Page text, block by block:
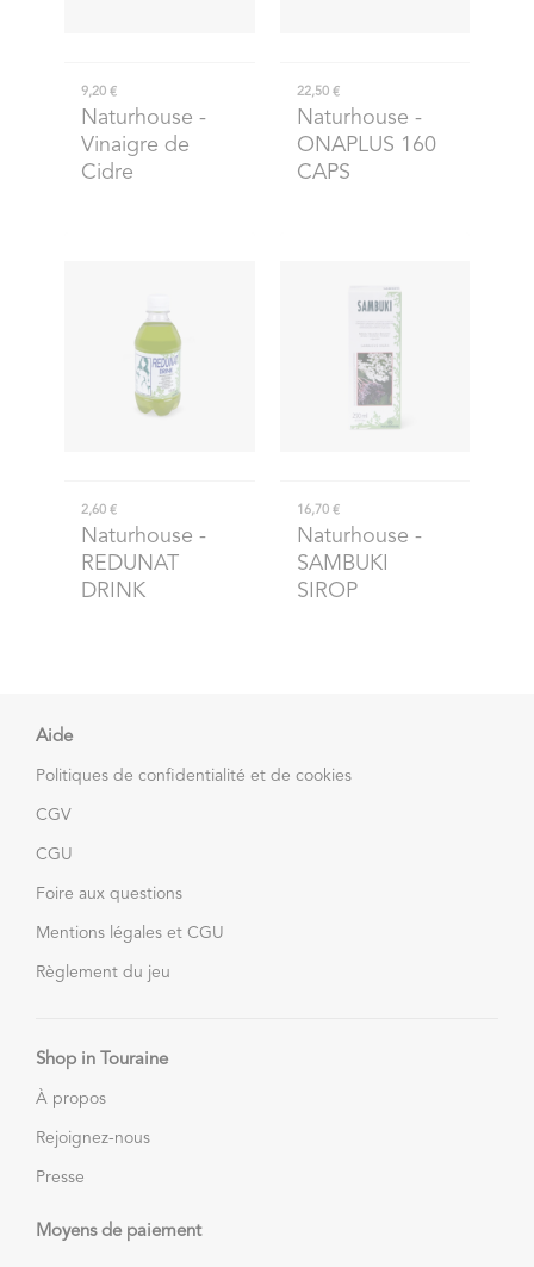
9,20 €
Naturhouse -
Vinaigre de
Cidre
22,50 €
Naturhouse -
ONAPLUS 160
CAPS
2,60 €
Naturhouse -
REDUNAT
DRINK
16,70 €
Naturhouse -
SAMBUKI
SIROP
Aide
Politiques de confidentialité et de cookies
CGV
CGU
Foire aux questions
Mentions légales et CGU
Règlement du jeu
Shop in Touraine
À propos
Rejoignez-nous
Presse
Moyens de paiement